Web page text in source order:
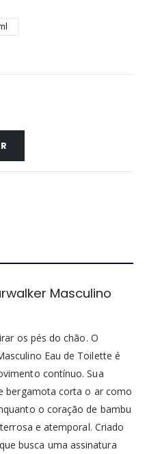
Masculino
os pés do chão. O
Eau de Toilette é
contínuo. Sua
bergamota corta o ar como
o coração de bambu
e atemporal. Criado
busca uma assinatura